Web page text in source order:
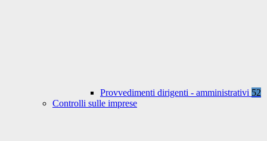
Provvedimenti dirigenti - amministrativi 52
Controlli sulle imprese